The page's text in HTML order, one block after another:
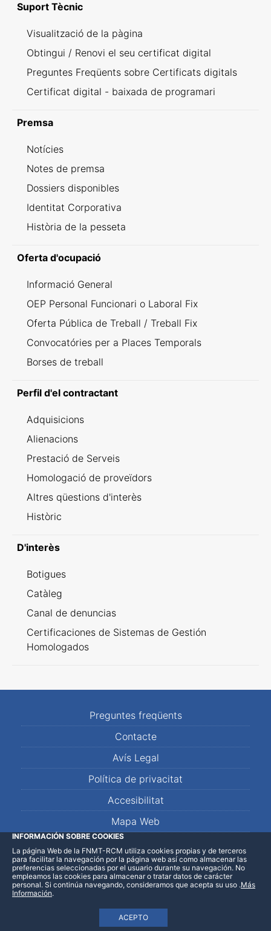
Suport Tècnic
Visualització de la pàgina
Obtingui / Renovi el seu certificat digital
Preguntes Freqüents sobre Certificats digitals
Certificat digital - baixada de programari
Premsa
Notícies
Notes de premsa
Dossiers disponibles
Identitat Corporativa
Història de la pesseta
Oferta d'ocupació
Informació General
OEP Personal Funcionari o Laboral Fix
Oferta Pública de Treball / Treball Fix
Convocatóries per a Places Temporals
Borses de treball
Perfil d'el contractant
Adquisicions
Alienacions
Prestació de Serveis
Homologació de proveïdors
Altres qüestions d'interès
Històric
D'interès
Botigues
Catàleg
Canal de denuncias
Certificaciones de Sistemas de Gestión
Homologados
Preguntes freqüents
Contacte
Avís Legal
Política de privacitat
Accesibilitat
Mapa Web
LinkedInFacebookWhatsApp
INFORMACIÓN SOBRE COOKIES
La página Web de la FNMT-RCM utiliza cookies propias y de terceros
para facilitar la navegación por la página web así como almacenar las
preferencias seleccionadas por el usuario durante su navegación. No
empleamos las cookies para almacenar o tratar datos de carácter
personal. Si continúa navegando, consideramos que acepta su uso
ACEPTO
.Más
Información.